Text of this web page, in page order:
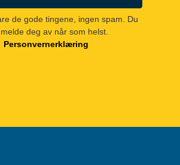
de gode tingene, ingen spam. Du
deg av når som helst.
Personvernerklæring